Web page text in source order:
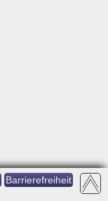
Barrierefreiheit